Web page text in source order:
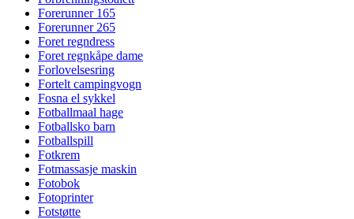
Forerunner 165
Forerunner 265
Foret regndress
Foret regnkåpe dame
Forlovelsesring
Fortelt campingvogn
Fosna el sykkel
Fotballmaal hage
Fotballsko barn
Fotballspill
Fotkrem
Fotmassasje maskin
Fotobok
Fotoprinter
Fotstøtte